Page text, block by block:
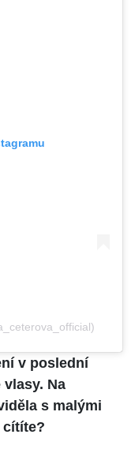
v poslední
Na
s malými
cítíte?